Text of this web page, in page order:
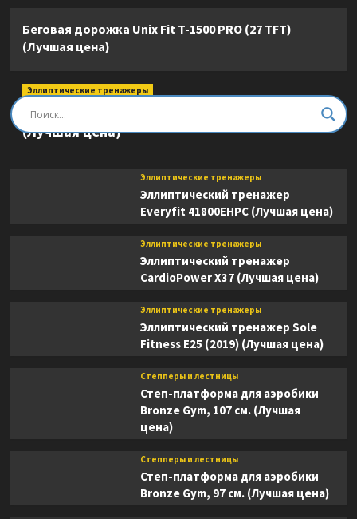
Беговая дорожка Unix Fit T-1500 PRO (27 TFT)
(Лучшая цена)
Эллиптические тренажеры
Эллиптический тренажер DFC E8745T
(Лучшая цена)
Эллиптические тренажеры
Эллиптический тренажер
Everyfit 41800EHPC (Лучшая цена)
Эллиптические тренажеры
Эллиптический тренажер
CardioPower X37 (Лучшая цена)
Эллиптические тренажеры
Эллиптический тренажер Sole
Fitness E25 (2019) (Лучшая цена)
Степперы и лестницы
Степ-платформа для аэробики
Bronze Gym, 107 см. (Лучшая
цена)
Степперы и лестницы
Степ-платформа для аэробики
Bronze Gym, 97 см. (Лучшая цена)